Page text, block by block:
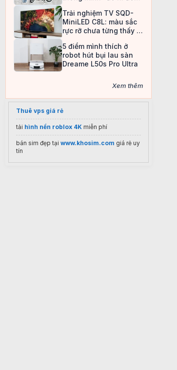
Trải nghiệm TV SQD-
MiniLED C8L: màu sắc
rực rỡ chưa từng thấy ở
5 điểm mình thích ở
robot hút bụi lau sàn
Dreame L50s Pro Ultra
Xem thêm
Thuê vps giá rẻ
tải hình nền roblox 4K miễn phí
bán sim đẹp tại www.khosim.com giá rẻ uy
tín